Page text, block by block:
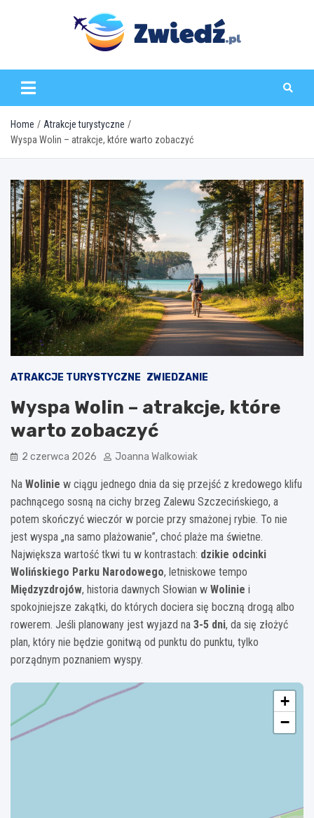
zwiedz.pl
Home
Atrakcje turystyczne
Wyspa Wolin – atrakcje, które warto zobaczyć
ATRAKCJE TURYSTYCZNE ZWIEDZANIE
Wyspa Wolin – atrakcje, które
warto zobaczyć
2 czerwca 2026 Joanna Walkowiak
Na Wolinie w ciągu jednego dnia da się przejść z kredowego klifu
pachnącego sosną na cichy brzeg Zalewu Szczecińskiego, a
potem skończyć wieczór w porcie przy smażonej rybie. To nie
jest wyspa „na samo plażowanie”, choć plaże ma świetne.
Największa wartość tkwi tu w kontrastach: dzikie odcinki
Wolińskiego Parku Narodowego, letniskowe tempo
Międzyzdrojów, historia dawnych Słowian w Wolinie i
spokojniejsze zakątki, do których dociera się boczną drogą albo
rowerem. Jeśli planowany jest wyjazd na 3-5 dni, da się złożyć
plan, który nie będzie gonitwą od punktu do punktu, tylko
porządnym poznaniem wyspy.
+
−